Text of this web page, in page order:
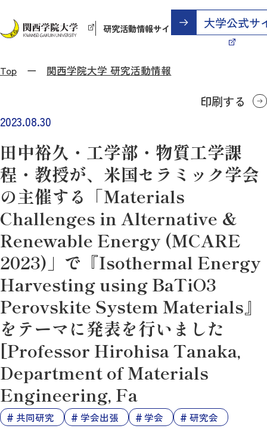
研究活動情報サイト
Top 関西学院大学 研究活動情報
印刷する
2023.08.30
田中裕久・工学部・物質工学課
程・教授が、米国セラミック学会
の主催する「Materials
Challenges in Alternative &
Renewable Energy (MCARE
2023)」で『Isothermal Energy
Harvesting using BaTiO3
Perovskite System Materials』
をテーマに発表を行いました
[Professor Hirohisa Tanaka,
Department of Materials
Engineering, Fa
共同研究 学会出張 学会 研究会